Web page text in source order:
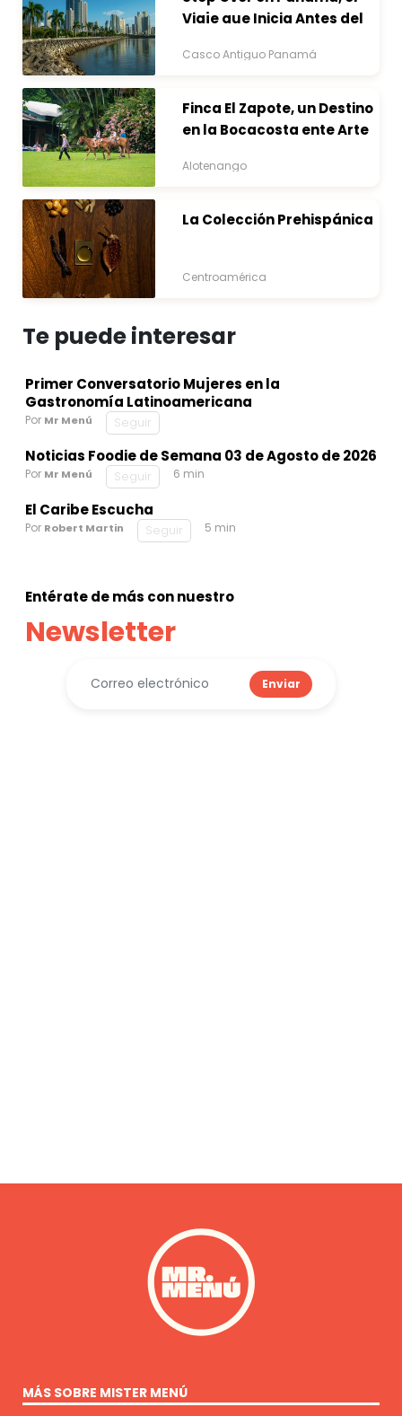
Viaje que Inicia Antes del
Casco Antiguo Panamá
Finca El Zapote, un Destino
en la Bocacosta ente Arte
Alotenango
La Colección Prehispánica
Centroamérica
Te puede interesar
Primer Conversatorio Mujeres en la
Gastronomía Latinoamericana
Por Mr Menú Seguir
Noticias Foodie de Semana 03 de Agosto de 2026
Por Mr Menú Seguir 6 min
El Caribe Escucha
Por Robert Martin Seguir 5 min
Entérate de más con nuestro
Newsletter
Enviar
MÁS SOBRE MISTER MENÚ